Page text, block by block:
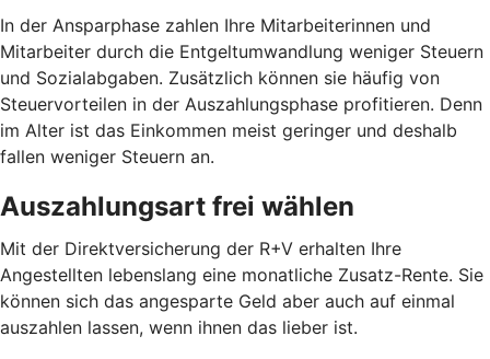
In der Ansparphase zahlen Ihre Mitarbeiterinnen und
Mitarbeiter durch die Entgeltumwandlung weniger Steuern
und Sozialabgaben. Zusätzlich können sie häufig von
Steuervorteilen in der Auszahlungsphase profitieren. Denn
im Alter ist das Einkommen meist geringer und deshalb
fallen weniger Steuern an.
Auszahlungsart frei wählen
Mit der Direktversicherung der R+V erhalten Ihre
Angestellten lebenslang eine monatliche Zusatz-Rente. Sie
können sich das angesparte Geld aber auch auf einmal
auszahlen lassen, wenn ihnen das lieber ist.